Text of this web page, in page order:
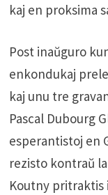
kaj en proksima
Post inaŭguro
enkondukaj
kaj unu tre
Pascal Dubourg
esperantistoj en
rezisto kontraŭ
Koutny